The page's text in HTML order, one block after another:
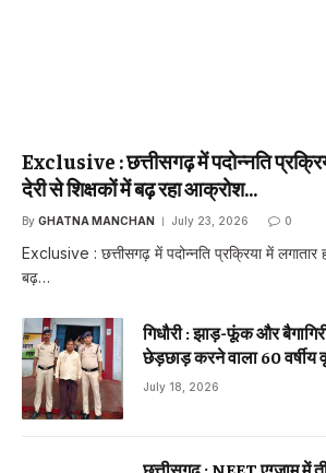
Exclusive : छत्तीसगढ़ में पदोन्नति
देरी से शिक्षकों में बढ़ रहा आक्रोश…
By GHATNA MANCHAN July 23, 2026 0
Exclusive : छत्तीसगढ़ में पदोन्नति प्रक्रिया में लगातार
बढ़…
गिधौरी : झाड़-फूंक और
छेड़छाड़ करने वाला 60 वर्षीय
July 18, 2026
छत्तीसगढ़ : NEET एग्जाम में